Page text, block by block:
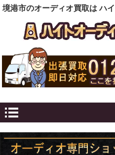
境港市のオーディオ買取は ハ